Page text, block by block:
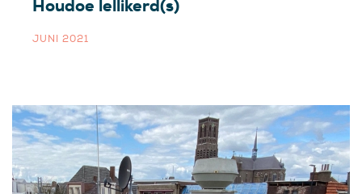
Houdoe lellikerd(s)
JUNI 2021